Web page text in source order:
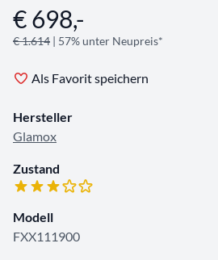
Angebotsinformationen
€ 698,-
€ 1.614 | 57% unter Neupreis*
Als Favorit speichern
Hersteller
Glamox
Zustand
Modell
FXX111900